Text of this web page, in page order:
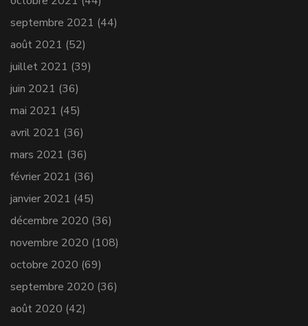
septembre 2021 (44)
août 2021 (52)
juillet 2021 (39)
juin 2021 (36)
mai 2021 (45)
avril 2021 (36)
mars 2021 (36)
février 2021 (36)
janvier 2021 (45)
décembre 2020 (36)
novembre 2020 (108)
octobre 2020 (69)
septembre 2020 (36)
août 2020 (42)